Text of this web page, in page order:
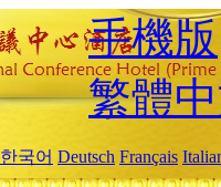
手機版
繁體
한국어 Deutsch Français